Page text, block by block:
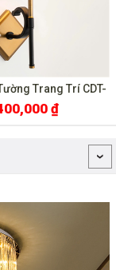
Trang Trí CDT-
2041
₫